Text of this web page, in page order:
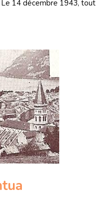
14 décembre 1943, tout